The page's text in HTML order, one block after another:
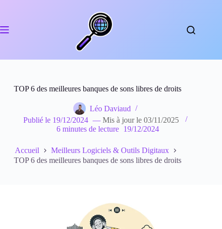
TOP 6 des meilleures banques de sons libres de droits
Léo Daviaud
Publié le 19/12/2024 — Mis à jour le 03/11/2025
6 minutes de lecture
19/12/2024
Accueil
Meilleurs Logiciels & Outils Digitaux
TOP 6 des meilleures banques de sons libres de droits